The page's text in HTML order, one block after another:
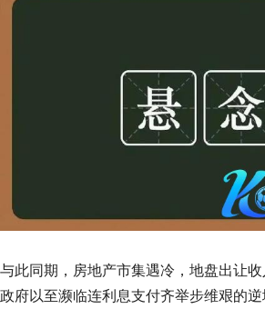
与此同期，房地产市集遇冷，地盘出让
政府以至濒临连利息支付齐举步维艰的